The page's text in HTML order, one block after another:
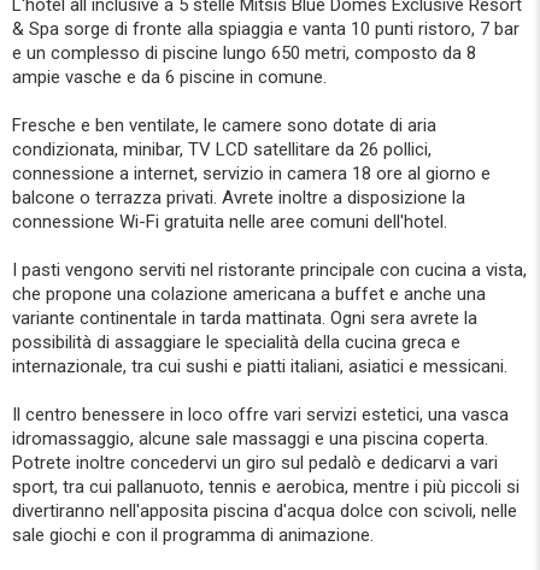
& Spa sorge di fronte alla spiaggia e vanta 10 punti ristoro, 7 bar
e un complesso di piscine lungo 650 metri, composto da 8
ampie vasche e da 6 piscine in comune.
Fresche e ben ventilate, le camere sono dotate di aria
condizionata, minibar, TV LCD satellitare da 26 pollici,
connessione a internet, servizio in camera 18 ore al giorno e
balcone o terrazza privati. Avrete inoltre a disposizione la
connessione Wi-Fi gratuita nelle aree comuni dell'hotel.
I pasti vengono serviti nel ristorante principale con cucina a vista,
che propone una colazione americana a buffet e anche una
variante continentale in tarda mattinata. Ogni sera avrete la
possibilità di assaggiare le specialità della cucina greca e
internazionale, tra cui sushi e piatti italiani, asiatici e messicani.
Il centro benessere in loco offre vari servizi estetici, una vasca
idromassaggio, alcune sale massaggi e una piscina coperta.
Potrete inoltre concedervi un giro sul pedalò e dedicarvi a vari
sport, tra cui pallanuoto, tennis e aerobica, mentre i più piccoli si
divertiranno nell'apposita piscina d'acqua dolce con scivoli, nelle
sale giochi e con il programma di animazione.